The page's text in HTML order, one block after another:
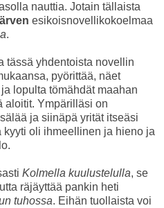
nauttia. Jotain tällaista
esikoisnovellikokoelmaa
.
tässä yhdentoista novellin
pyörittää, näet
lopulta tömähdät maahan
aloitit. Ympärilläsi on
ja siinäpä yrität itseäsi
kyyti oli ihmeellinen ja hieno ja
Kolmella kuulustelulla, se
räjäyttää pankin heti
tuhossa. Eihän tuollaista voi